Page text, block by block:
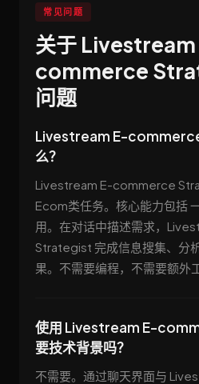
常见问题
关于
commerce
问题
Livestream E-
么？
Livestream E-commerce
Ecom类任务。核心能力包括
用。在对话中描述需求，
Strategist 完成信息搜集、分
果。不需要编程，不需要额外
使用 Livestream E-
要技术背景吗？
不需要。通过聊天界面与